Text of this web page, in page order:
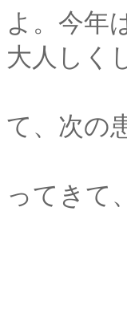
よ。今年
大人しく
そう
て、次の
玄関
ってきて
「
「･･･